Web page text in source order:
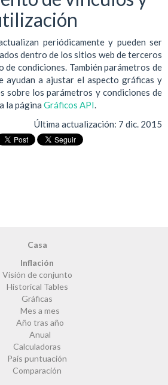
periódicamente y pueden ser
dentro de los sitios web de terceros
de condiciones. También parámetros de
ayudan a ajustar el aspecto gráficas y
sobre los parámetros y condiciones de
la página Gráficos API.
Última actualización: 7 dic. 2015
Casa
Inflación
Visión de conjunto
Historical Tables
Gráficas
Mes a mes
Año tras año
Anual
Calculadoras
País puntuación
Comparación